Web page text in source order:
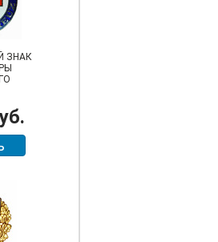
ЗНАК